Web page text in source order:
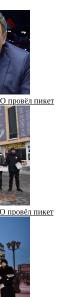
провёл пикет
провёл пикет